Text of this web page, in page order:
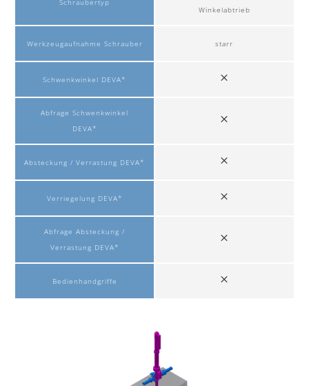
Schraubertyp
Werkzeugaufnahme Schrauber
Schwenkwinkel DEVA*
Abfrage Schwenkwinkel
DEVA*
Absteckung / Verrastung DEVA*
Verriegelung DEVA*
Abfrage Absteckung /
Verrastung DEVA*
Bedienhandgriffe
Winkelabtrieb
starr